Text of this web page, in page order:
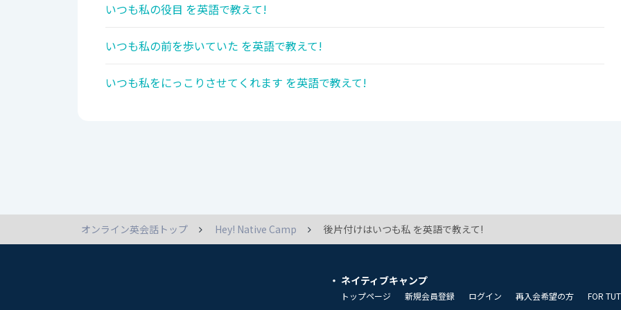
いつも私の役目 を英語で教えて!
いつも私の前を歩いていた を英語で教えて!
いつも私をにっこりさせてくれます を英語で教えて!
オンライン英会話トップ Hey! Native Camp 後片付けはいつも私 を英語で教えて!
ネイティブキャンプ
トップページ 新規会員登録 ログイン 再入会希望の方 FOR